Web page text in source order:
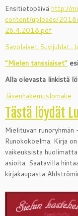
Ensitietopäivä http://
content/uploads/
26.4.2018.pdf
Savolaiset
”Mielen tanssiaiset”
Alla olevasta linkistä
Jäsenhakemuslomake
Tästä löydät
Mielituvan
Runokokoelma. Kirja
vaikeuksista
asioita. Saatavilla
kirjakaupasta